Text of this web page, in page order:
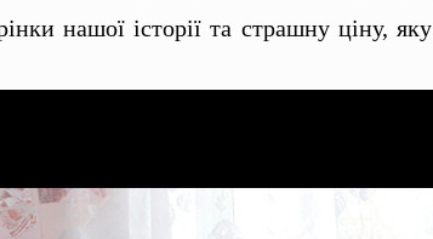
нашої історії та страшну ціну,